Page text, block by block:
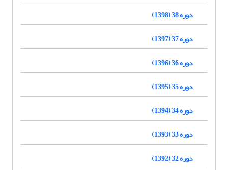
دوره 38 (1398)
دوره 37 (1397)
دوره 36 (1396)
دوره 35 (1395)
دوره 34 (1394)
دوره 33 (1393)
دوره 32 (1392)